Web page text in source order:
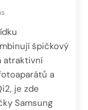
špičkový
atraktivní
a
je zde
Samsung